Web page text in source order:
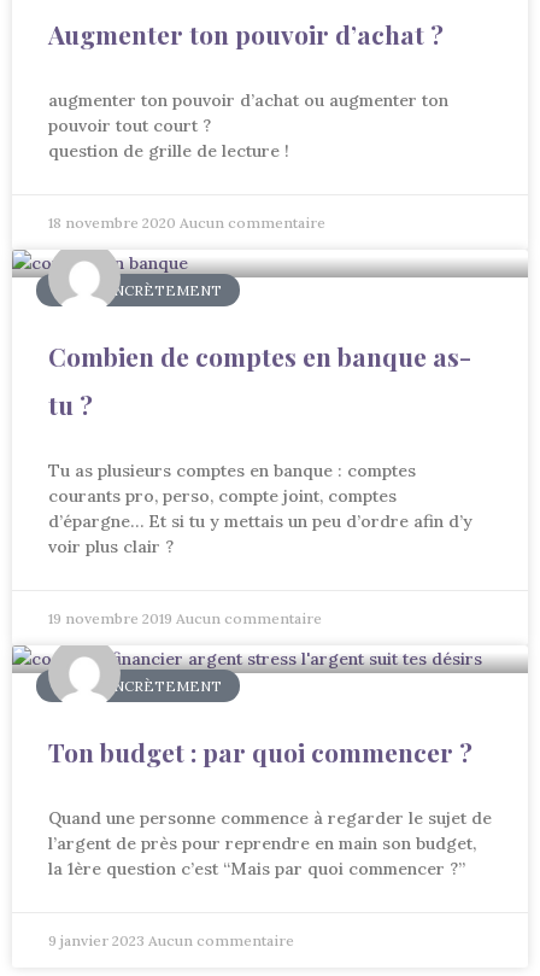
Augmenter ton pouvoir d’achat ?
augmenter ton pouvoir d’achat ou augmenter ton
pouvoir tout court ?
question de grille de lecture !
18 novembre 2020 Aucun commentaire
AGIR CONCRÈTEMENT
Combien de comptes en banque as-
tu ?
Tu as plusieurs comptes en banque : comptes
courants pro, perso, compte joint, comptes
d’épargne… Et si tu y mettais un peu d’ordre afin d’y
voir plus clair ?
19 novembre 2019 Aucun commentaire
AGIR CONCRÈTEMENT
Ton budget : par quoi commencer ?
Quand une personne commence à regarder le sujet de
l’argent de près pour reprendre en main son budget,
la 1ère question c’est “Mais par quoi commencer ?”
9 janvier 2023 Aucun commentaire